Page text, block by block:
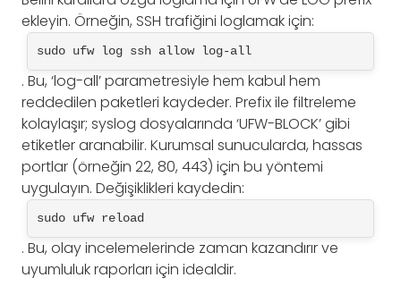
ekleyin. Örneğin, SSH trafiğini loglamak için:
sudo ufw log ssh allow log-all
. Bu, ‘log-all’ parametresiyle hem kabul hem
reddedilen paketleri kaydeder. Prefix ile filtreleme
kolaylaşır; syslog dosyalarında ‘UFW-BLOCK’ gibi
etiketler aranabilir. Kurumsal sunucularda, hassas
portlar (örneğin 22, 80, 443) için bu yöntemi
uygulayın. Değişiklikleri kaydedin:
sudo ufw reload
. Bu, olay incelemelerinde zaman kazandırır ve
uyumluluk raporları için idealdir.